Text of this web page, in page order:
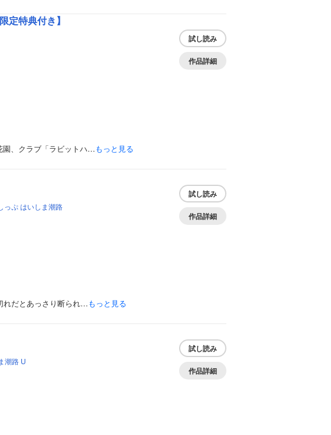
定特典付き】
試し読み
作品詳細
園、クラブ「ラビットハ…もっと見る
っぷ はいしま潮路
試し読み
作品詳細
れだとあっさり断られ…もっと見る
潮路 U
試し読み
作品詳細